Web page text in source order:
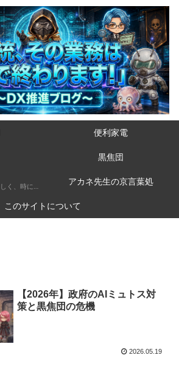
便利家電
黒焦団
アカネ先生の京言葉処
このサイトについて
【2026年】政府のAIミュトス対
策と黒焦団の危機
2026.05.19